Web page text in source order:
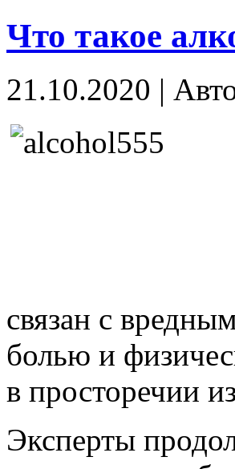
Что такое
21.10.2020 |
связан с
болью и
в просторечии
Эксперты